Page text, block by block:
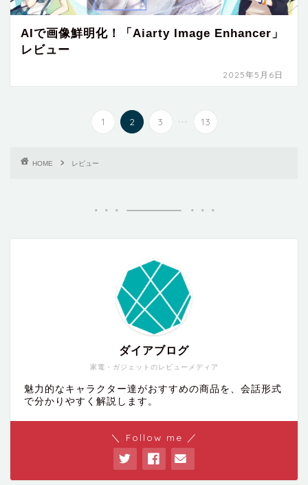
AIで画像鮮明化！「Aiarty Image Enhancer」
レビュー
2025年5月6日
1 2 3 ... 13
HOME レビュー
家電・ガジェットのレビューメディア
ダイアブログ
魅力的なキャラクター達がおすすめの商品を、会話形式
で分かりやすく解説します。
＼ Follow me ／